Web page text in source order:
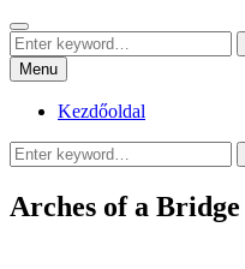
Skip
to
content
sznrbt stuffs
pár dolog, tőlem
Search
Search
for:Menu
Kezdőoldal
Search
for:
Arches of a Bridge